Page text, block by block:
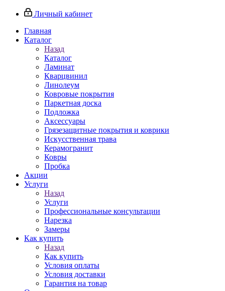
Личный кабинет
Главная
Каталог
Назад
Каталог
Ламинат
Кварцвинил
Линолеум
Ковровые покрытия
Паркетная доска
Подложка
Аксессуары
Грязезащитные покрытия и коврики
Искусственная трава
Керамогранит
Ковры
Пробка
Акции
Услуги
Назад
Услуги
Профессиональные консультации
Нарезка
Замеры
Как купить
Назад
Как купить
Условия оплаты
Условия доставки
Гарантия на товар